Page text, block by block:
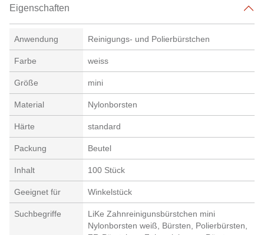
Eigenschaften
Anwendung Reinigungs- und Polierbürstchen
Farbe weiss
Größe mini
Material Nylonborsten
Härte standard
Packung Beutel
Inhalt 100 Stück
Geeignet für Winkelstück
Suchbegriffe
LiKe Zahnreinigunsbürstchen mini
Nylonborsten weiß, Bürsten, Polierbürsten,